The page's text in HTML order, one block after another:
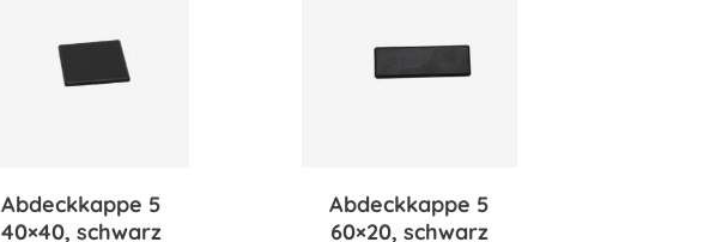
Abdeckkappe 5
40×40, schwarz
Abdeckkappe 5
60×20, schwarz